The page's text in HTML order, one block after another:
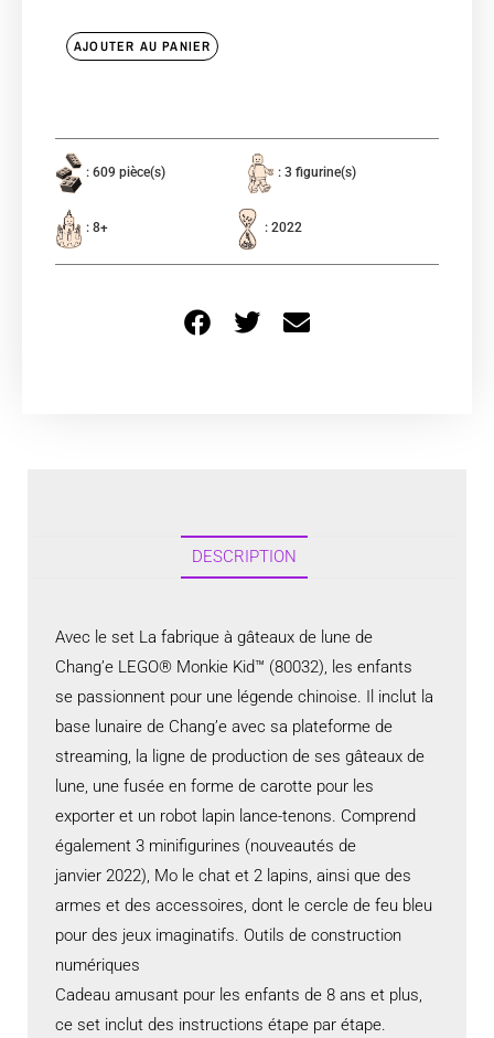
AJOUTER AU PANIER
: 609 pièce(s) : 3 figurine(s)
: 8+ : 2022
DESCRIPTION
Avec le set La fabrique à gâteaux de lune de
Chang’e LEGO® Monkie Kid™ (80032), les enfants
se passionnent pour une légende chinoise. Il inclut la
base lunaire de Chang’e avec sa plateforme de
streaming, la ligne de production de ses gâteaux de
lune, une fusée en forme de carotte pour les
exporter et un robot lapin lance-tenons. Comprend
également 3 minifigurines (nouveautés de
janvier 2022), Mo le chat et 2 lapins, ainsi que des
armes et des accessoires, dont le cercle de feu bleu
pour des jeux imaginatifs. Outils de construction
numériques
Cadeau amusant pour les enfants de 8 ans et plus,
ce set inclut des instructions étape par étape.